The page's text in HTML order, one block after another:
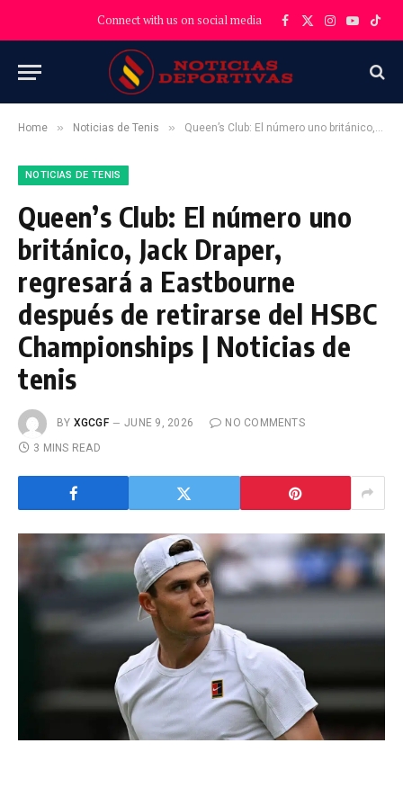
Connect with us on social media Facebook
X
Instagram
YouTube
Home » Noticias de Tenis » Queen’s Club: El número uno británico, Jack Draper, regresará a Eastbourne después de retirarse del HSBC Championships | Noticias de tenis
NOTICIAS DE TENIS
Queen’s Club: El número uno
británico, Jack Draper,
regresará a Eastbourne
después de retirarse del HSBC
Championships | Noticias de
tenis
BY XGCGF JUNE 9, 2026
NO COMMENTS
3 MINS READ